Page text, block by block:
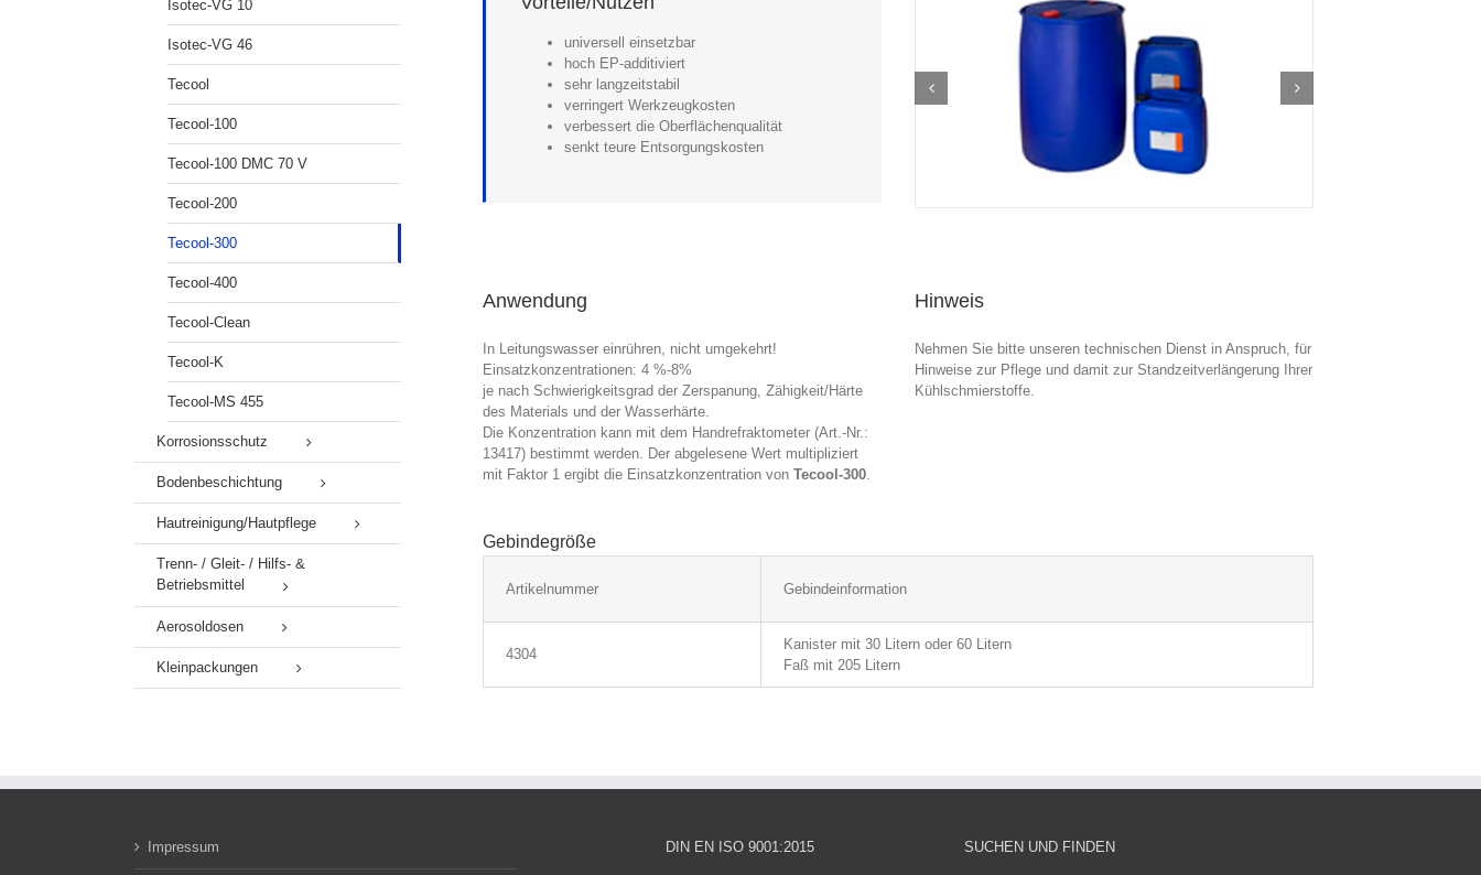
Isotec-VG 10
Isotec-VG 46
Tecool
Tecool-100
Tecool-100 DMC 70 V
Tecool-200
Tecool-300
Tecool-400
Tecool-Clean
Tecool-K
Tecool-MS 455
Korrosionsschutz
Bodenbeschichtung
Hautreinigung/Hautpflege
Trenn- / Gleit- / Hilfs- &
Betriebsmittel
Aerosoldosen
Kleinpackungen
universell einsetzbar
hoch EP-additiviert
sehr langzeitstabil
verringert Werkzeugkosten
verbessert die Oberflächenqualität
senkt teure Entsorgungskosten
Anwendung
In Leitungswasser einrühren, nicht umgekehrt!
Einsatzkonzentrationen: 4 %-8%
je nach Schwierigkeitsgrad der Zerspanung, Zähigkeit/Härte
des Materials und der Wasserhärte.
Die Konzentration kann mit dem Handrefraktometer (Art.-Nr.:
13417) bestimmt werden. Der abgelesene Wert multipliziert
mit Faktor 1 ergibt die Einsatzkonzentration von Tecool-300.
Hinweis
Nehmen Sie bitte unseren technischen Dienst in Anspruch, für
Hinweise zur Pflege und damit zur Standzeitverlängerung Ihrer
Kühlschmierstoffe.
Gebindegröße
Artikelnummer Gebindeinformation
4304
Kanister mit 30 Litern oder 60 Litern
Faß mit 205 Litern
Impressum DIN EN ISO 9001:2015 SUCHEN UND FINDEN